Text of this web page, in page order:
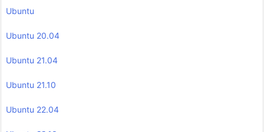
Ubuntu
Ubuntu 20.04
Ubuntu 21.04
Ubuntu 21.10
Ubuntu 22.04